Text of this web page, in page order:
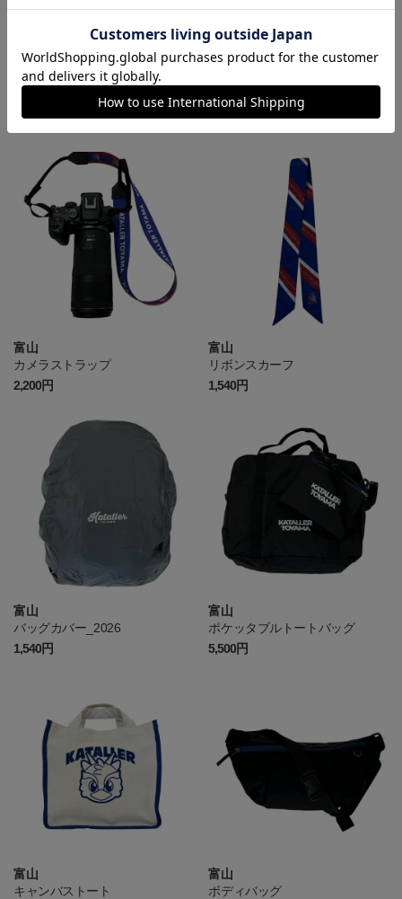
しっぽキーホルダー
1,210円
富山
ステンレスペットボトルクーラ
ー
3,300円
富山
カメラストラップ
2,200円
富山
リボンスカーフ
1,540円
富山
バッグカバー_2026
1,540円
富山
ポケッタブルトートバッグ
5,500円
富山
キャンバストート
富山
ボディバッグ